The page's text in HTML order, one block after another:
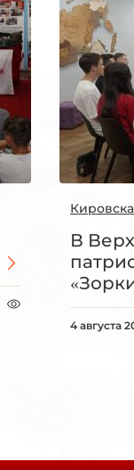
В
4 августа